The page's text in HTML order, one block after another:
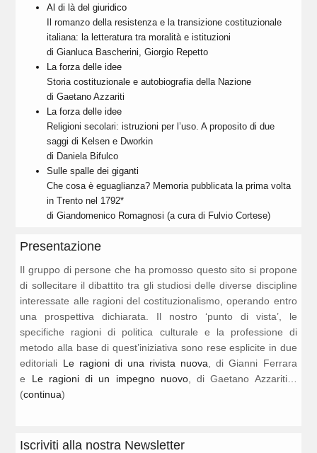
Al di là del giuridico
Il romanzo della resistenza e la transizione costituzionale
italiana: la letteratura tra moralità e istituzioni
di Gianluca Bascherini, Giorgio Repetto
La forza delle idee
Storia costituzionale e autobiografia della Nazione
di Gaetano Azzariti
La forza delle idee
Religioni secolari: istruzioni per l’uso. A proposito di due
saggi di Kelsen e Dworkin
di Daniela Bifulco
Sulle spalle dei giganti
Che cosa è eguaglianza? Memoria pubblicata la prima volta
in Trento nel 1792*
di Giandomenico Romagnosi (a cura di Fulvio Cortese)
Presentazione
Il gruppo di persone che ha promosso questo sito si propone
di sollecitare il dibattito tra gli studiosi delle diverse discipline
interessate alle ragioni del costituzionalismo, operando entro
una prospettiva dichiarata. Il nostro ‘punto di vista’, le
specifiche ragioni di politica culturale e la professione di
metodo alla base di quest’iniziativa sono rese esplicite in due
editoriali Le ragioni di una rivista nuova , di Gianni Ferrara
e Le ragioni di un impegno nuovo, di Gaetano Azzariti…
(continua)
Iscriviti alla nostra Newsletter